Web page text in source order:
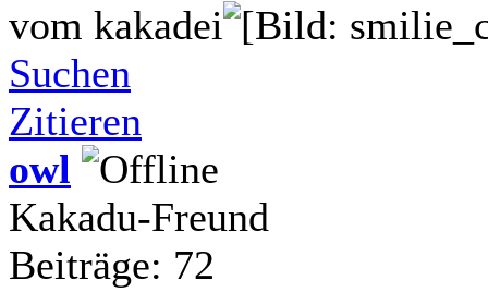
vom kakadei
Suchen
Zitieren
owl
Kakadu-Freund
Beiträge: 72